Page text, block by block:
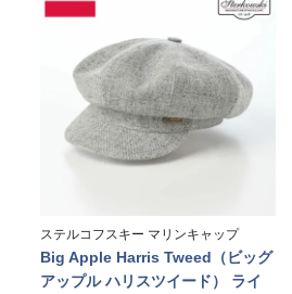
ステルコフスキー マリンキャップ
Big Apple Harris Tweed（ビッグ
アップル ハリスツイード） ライ